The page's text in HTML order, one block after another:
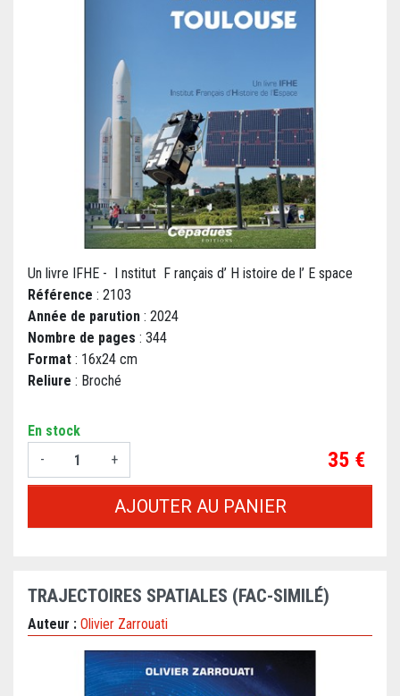
Un livre IFHE - I nstitut F rançais d’ H istoire de l’ E space
Référence : 2103
Année de parution : 2024
Nombre de pages : 344
Format : 16x24 cm
Reliure : Broché
En stock
-
+ Prix
35 €
AJOUTER AU PANIER
TRAJECTOIRES SPATIALES (FAC-SIMILÉ)
Auteur : Olivier Zarrouati